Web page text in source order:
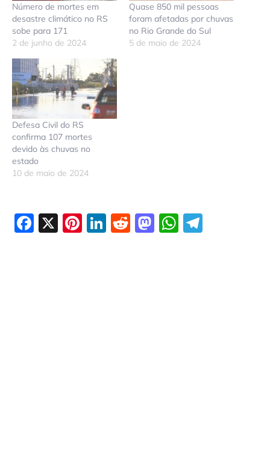
Número de mortes em
desastre climático no RS
sobe para 171
2 de junho de 2024
Quase 850 mil pessoas
foram afetadas por chuvas
no Rio Grande do Sul
5 de maio de 2024
Defesa Civil do RS
confirma 107 mortes
devido às chuvas no
estado
10 de maio de 2024
Facebook
X Pinterest
LinkedIn
Reddit
Mastodon